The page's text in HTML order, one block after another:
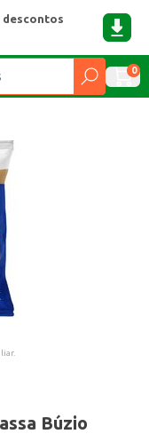
descontos
0
Búzio